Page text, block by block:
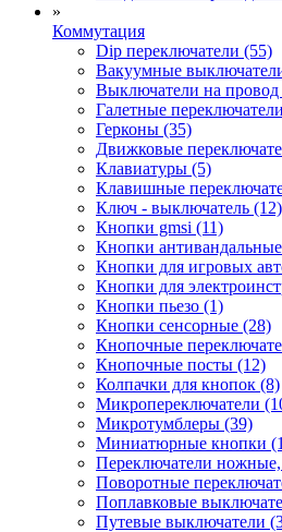
»
Коммутация
Dip переключатели (55)
Вакуумные
Выключатели на провод
Галетные
Герконы (35)
Движковые
Клавиатуры (5)
Клавишные
Ключ - выключатель (12)
Кнопки gmsi (11)
Кнопки
Кнопки для игровых
Кнопки для
Кнопки пьезо (1)
Кнопки сенсорные (28)
Кнопочные
Кнопочные посты (12)
Колпачки для кнопок (8)
Микропереключатели
Микротумблеры (39)
Миниатюрные кнопки
Переключатели
Поворотные
Поплавковые
Путевые выключатели